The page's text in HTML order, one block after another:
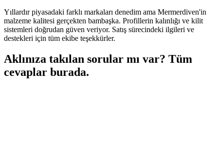
Yıllardır piyasadaki farklı markaları denedim ama Mermerdiven'in
malzeme kalitesi gerçekten bambaşka. Profillerin kalınlığı ve kilit
sistemleri doğrudan güven veriyor. Satış sürecindeki ilgileri ve
destekleri için tüm ekibe teşekkürler.
Aklınıza takılan sorular mı var? Tüm
cevaplar burada.